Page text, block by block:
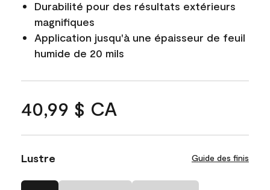
Durabilité pour des résultats extérieurs
magnifiques
Application jusqu'à une épaisseur de feuil
humide de 20 mils
40,99 $ CA
Lustre Guide des finis